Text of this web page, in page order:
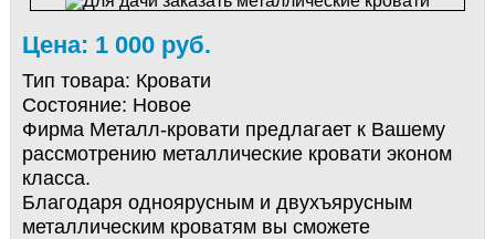
Цена: 1 000 руб.
Тип товара: Кровати
Состояние: Новое
Фирма Металл-кровати предлагает к Вашему
рассмотрению металлические кровати эконом
класса.
Благодаря одноярусным и двухъярусным
металлическим кроватям вы сможете